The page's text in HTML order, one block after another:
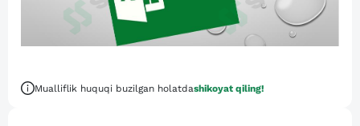
Mualliflik huquqi buzilgan holatdashikoyat qiling!